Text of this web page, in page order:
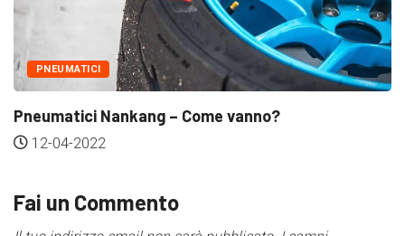
PNEUMATICI
Pneumatici Nankang – Come vanno?
12-04-2022
Fai un Commento